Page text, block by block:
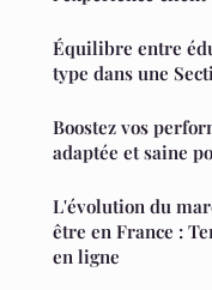
Équilibre entre
type dans une
Boostez vos
adaptée et saine
L'évolution du
être en France :
en ligne